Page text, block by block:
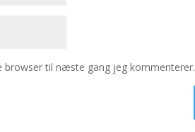
browser til næste gang jeg kommenterer.